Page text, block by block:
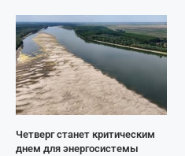
Четверг станет критическим
днем для энергосистемы